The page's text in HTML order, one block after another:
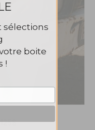
sélections
boite
!